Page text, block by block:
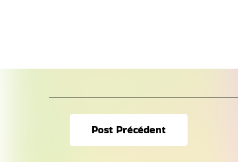
Post Précédent